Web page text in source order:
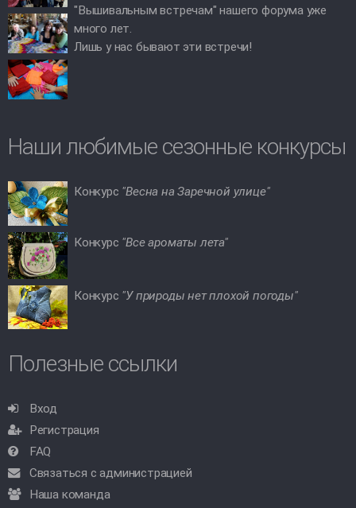
"Вышивальным встречам" нашего форума уже
много лет.
Лишь у нас бывают эти встречи!
Наши любимые сезонные конкурсы
Конкурс "Весна на Заречной улице"
Конкурс "Все ароматы лета"
Конкурс "У природы нет плохой погоды"
Полезные ссылки
Вход
Регистрация
FAQ
Связаться с администрацией
Наша команда